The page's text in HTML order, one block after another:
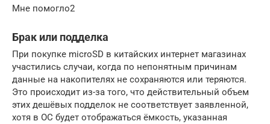
Мне помогло2
Брак или подделка
При покупке microSD в китайских интернет магазинах
участились случаи, когда по непонятным причинам
данные на накопителях не сохраняются или теряются.
Это происходит из-за того, что действительный объем
этих дешёвых подделок не соответствует заявленной,
хотя в ОС будет отображаться ёмкость, указанная